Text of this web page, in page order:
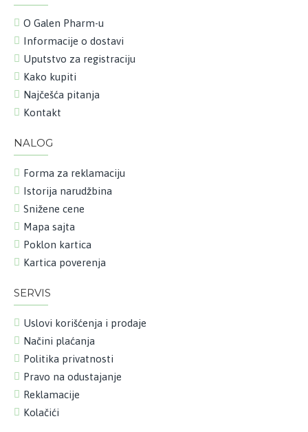
O Galen Pharm-u
Informacije o dostavi
Uputstvo za registraciju
Kako kupiti
Najčešća pitanja
Kontakt
NALOG
Forma za reklamaciju
Istorija narudžbina
Snižene cene
Mapa sajta
Poklon kartica
Kartica poverenja
SERVIS
Uslovi korišćenja i prodaje
Načini plaćanja
Politika privatnosti
Pravo na odustajanje
Reklamacije
Kolačići